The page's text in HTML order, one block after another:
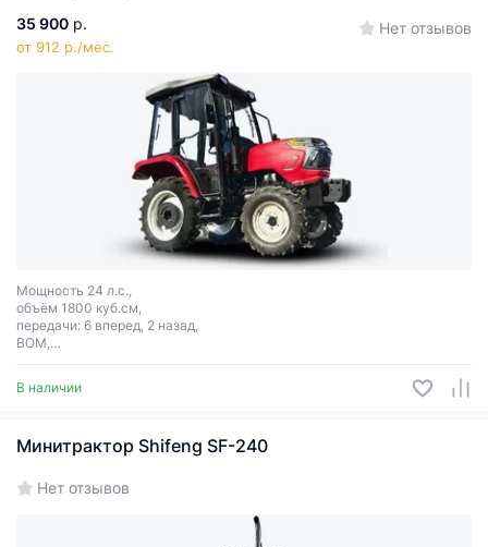
35 900 р.
от 912 р./мес.
Нет отзывов
Мощность 24 л.с.,
объём 1800 куб.см,
передачи: 6 вперед, 2 назад,
ВОМ,
гидроусилитель руля
В наличии
Минитрактор Shifeng SF-240
Нет отзывов